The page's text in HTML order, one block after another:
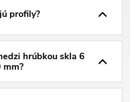
profily?
hrúbkou skla 6
mm?